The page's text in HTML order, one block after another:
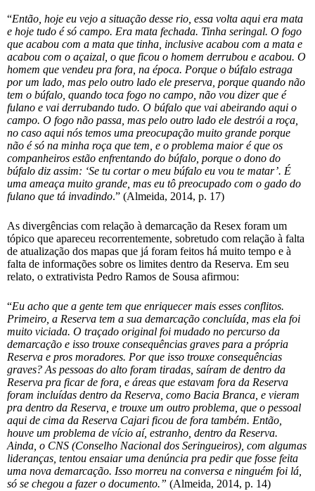
“Então, hoje eu vejo a situação desse rio, essa volta aqui era mata
e hoje tudo é só campo. Era mata fechada. Tinha seringal. O fogo
que acabou com a mata que tinha, inclusive acabou com a mata e
acabou com o açaizal, o que ficou o homem derrubou e acabou. O
homem que vendeu pra fora, na época. Porque o búfalo estraga
por um lado, mas pelo outro lado ele preserva, porque quando não
tem o búfalo, quando toca fogo no campo, não vou dizer que é
fulano e vai derrubando tudo. O búfalo que vai abeirando aqui o
campo. O fogo não passa, mas pelo outro lado ele destrói a roça,
no caso aqui nós temos uma preocupação muito grande porque
não é só na minha roça que tem, e o problema maior é que os
companheiros estão enfrentando do búfalo, porque o dono do
búfalo diz assim: ‘Se tu cortar o meu búfalo eu vou te matar’. É
uma ameaça muito grande, mas eu tô preocupado com o gado do
fulano que tá invadindo.” (Almeida, 2014, p. 17)
As divergências com relação à demarcação da Resex foram um
tópico que apareceu recorrentemente, sobretudo com relação à falta
de atualização dos mapas que já foram feitos há muito tempo e à
falta de informações sobre os limites dentro da Reserva. Em seu
relato, o extrativista Pedro Ramos de Sousa afirmou:
“Eu acho que a gente tem que enriquecer mais esses conflitos.
Primeiro, a Reserva tem a sua demarcação concluída, mas ela foi
muito viciada. O traçado original foi mudado no percurso da
demarcação e isso trouxe consequências graves para a própria
Reserva e pros moradores. Por que isso trouxe consequências
graves? As pessoas do alto foram tiradas, saíram de dentro da
Reserva pra ficar de fora, e áreas que estavam fora da Reserva
foram incluídas dentro da Reserva, como Bacia Branca, e vieram
pra dentro da Reserva, e trouxe um outro problema, que o pessoal
aqui de cima da Reserva Cajari ficou de fora também. Então,
houve um problema de vício aí, estranho, dentro da Reserva.
Ainda, o CNS (Conselho Nacional dos Seringueiros), com algumas
lideranças, tentou ensaiar uma denúncia pra pedir que fosse feita
uma nova demarcação. Isso morreu na conversa e ninguém foi lá,
só se chegou a fazer o documento.” (Almeida, 2014, p. 14)